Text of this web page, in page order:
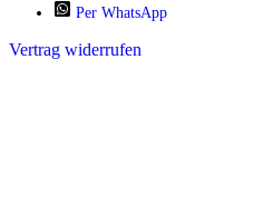
Per WhatsApp
Vertrag widerrufen